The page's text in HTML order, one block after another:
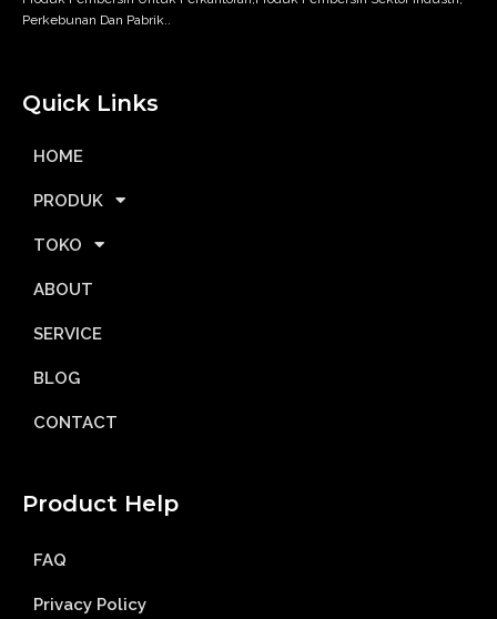
Perkebunan Dan Pabrik..
Quick Links
HOME
PRODUK
TOKO
ABOUT
SERVICE
BLOG
CONTACT
Product Help
FAQ
Privacy Policy